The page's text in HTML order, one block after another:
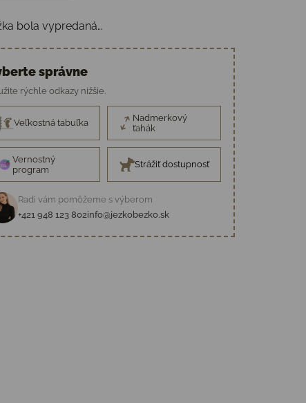
bola vypredaná…
správne
rýchle odkazy nižšie.
Veľkostná tabuľka
Nadmerkový
ťahák
Vernostný
program
Strážiť dostupnosť
Radi vám pomôžeme s výberom
+421 948 123 802info@jezkobezko.sk